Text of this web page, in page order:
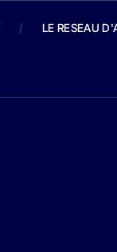
/ LE RESEAU